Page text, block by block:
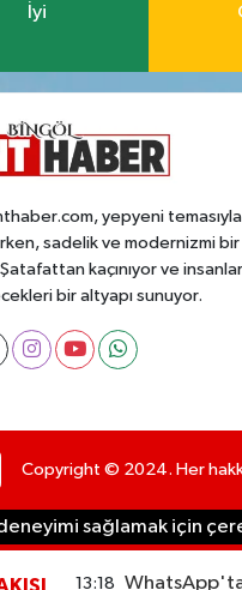
İyi
yepyeni
sadelik ve modernizmi bir
kaçınıyor ve
bir altyapı sunuyor.
Copyright © 2024. Her hakkı
sağlamak için
13:18 WhatsApp'ta